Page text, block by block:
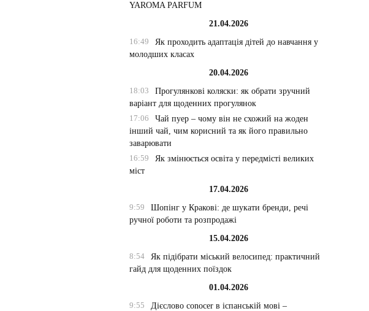
YAROMA PARFUM
21.04.2026
16:49
Як проходить адаптація дітей до навчання у
молодших класах
20.04.2026
18:03
Прогулянкові коляски: як обрати зручний
варіант для щоденних прогулянок
17:06
Чай пуер – чому він не схожий на жоден
інший чай, чим корисний та як його правильно
заварювати
16:59
Як змінюється освіта у передмісті великих
міст
17.04.2026
9:59
Шопінг у Кракові: де шукати бренди, речі
ручної роботи та розпродажі
15.04.2026
8:54
Як підібрати міський велосипед: практичний
гайд для щоденних поїздок
01.04.2026
9:55
Дієслово conocer в іспанській мові –